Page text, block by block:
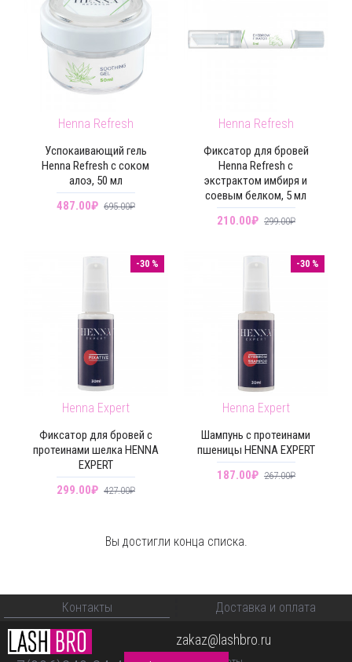
Henna Refresh
Успокаивающий гель
Henna Refresh с соком
алоэ, 50 мл
487.00₽ 695.00₽
Henna Refresh
Фиксатор для бровей
Henna Refresh с
экстрактом имбиря и
соевым белком, 5 мл
210.00₽ 299.00₽
-30 %
Henna Expert
Фиксатор для бровей с
протеинами шелка HENNA
EXPERT
299.00₽ 427.00₽
-30 %
Henna Expert
Шампунь c протеинами
пшеницы HENNA EXPERT
187.00₽ 267.00₽
Вы достигли конца списка.
Контакты Доставка и оплата
zakaz@lashbro.ru